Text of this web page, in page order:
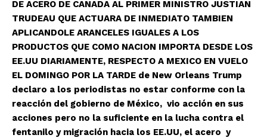
DE ACERO DE CANADA AL PRIMER MINISTRO JUSTIAN
TRUDEAU QUE ACTUARA DE INMEDIATO TAMBIEN
APLICANDOLE ARANCELES IGUALES A LOS
PRODUCTOS QUE COMO NACION IMPORTA DESDE LOS
EE.UU DIARIAMENTE, RESPECTO A MEXICO EN VUELO
EL DOMINGO POR LA TARDE de New Orleans Trump
declaro a los periodistas no estar conforme con la
reacción del gobierno de México, vio acción en sus
acciones pero no la suficiente en la lucha contra el
fentanilo y migración hacia los EE.UU, el acero y